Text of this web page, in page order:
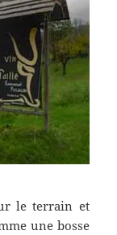
le terrain et
une bosse